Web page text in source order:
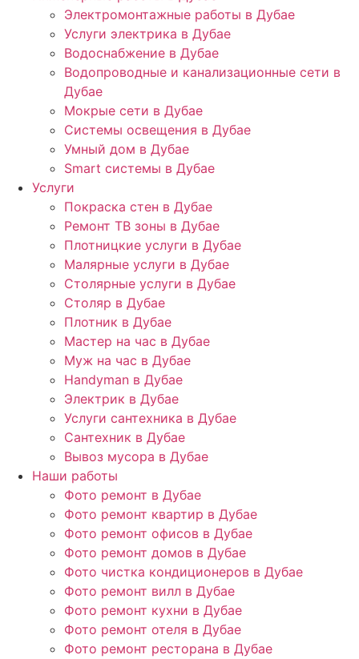
Электромонтажные работы в Дубае
Услуги электрика в Дубае
Водоснабжение в Дубае
Водопроводные и канализационные сети в
Дубае
Мокрые сети в Дубае
Системы освещения в Дубае
Умный дом в Дубае
Smart системы в Дубае
Услуги
Покраска стен в Дубае
Ремонт ТВ зоны в Дубае
Плотницкие услуги в Дубае
Малярные услуги в Дубае
Столярные услуги в Дубае
Столяр в Дубае
Плотник в Дубае
Мастер на час в Дубае
Муж на час в Дубае
Handyman в Дубае
Электрик в Дубае
Услуги сантехника в Дубае
Сантехник в Дубае
Вывоз мусора в Дубае
Наши работы
Фото ремонт в Дубае
Фото ремонт квартир в Дубае
Фото ремонт офисов в Дубае
Фото ремонт домов в Дубае
Фото чистка кондиционеров в Дубае
Фото ремонт вилл в Дубае
Фото ремонт кухни в Дубае
Фото ремонт отеля в Дубае
Фото ремонт ресторана в Дубае